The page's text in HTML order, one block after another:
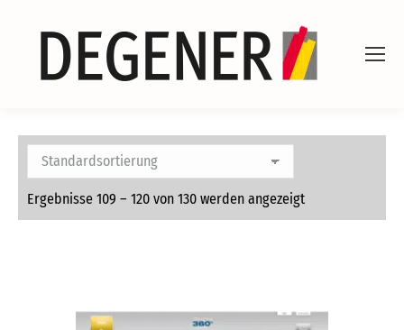
Ergebnisse 109 – 120 von 130 werden angezeigt